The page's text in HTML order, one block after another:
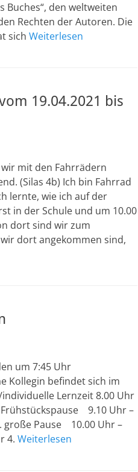
Buches“, den weltweiten
Rechten der Autoren. Die
sich Weiterlesen
19.04.2021 bis
mit den Fahrrädern
(Silas 4b) Ich bin Fahrrad
lernte, wie ich auf der
in der Schule und um 10.00
dort sind wir zum
dort angekommen sind,
um 7:45 Uhr
Kollegin befindet sich im
Lernzeit 8.00 Uhr
9.10 Uhr –
große Pause 10.00 Uhr –
4. Weiterlesen